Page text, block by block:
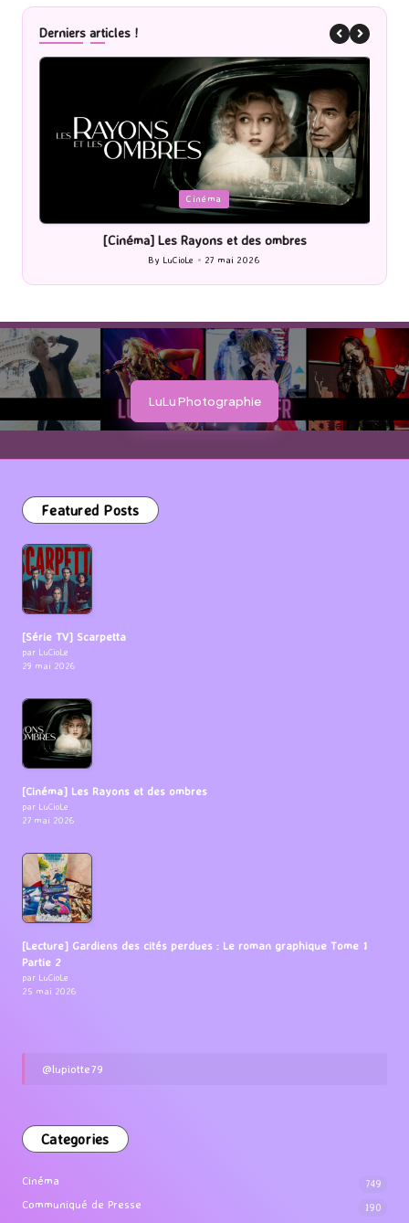
Derniers articles !
Cinéma
[Cinéma] Les Rayons et des ombres
Posted
by
By LuCioLe 27 mai 2026
LuLu Photographie
Featured Posts
[Série TV] Scarpetta
par LuCioLe
29 mai 2026
[Cinéma] Les Rayons et des ombres
par LuCioLe
27 mai 2026
[Lecture] Gardiens des cités perdues : Le roman graphique Tome 1
Partie 2
par LuCioLe
25 mai 2026
@lupiotte79
Categories
Cinéma 749
Communiqué de Presse 190